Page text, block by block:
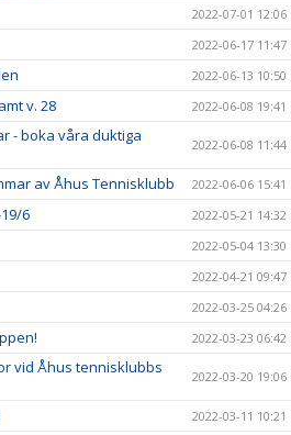
2022-07-01 12:06
2022-06-17 11:47
2022-06-13 10:50
v. 28 2022-06-08 19:41
- boka våra duktiga
2022-06-08 11:44
av Åhus Tennisklubb 2022-06-06 15:41
6 2022-05-21 14:32
2022-05-04 13:30
2022-04-21 09:47
2022-03-25 04:26
2022-03-23 06:42
vid Åhus tennisklubbs
2022-03-20 19:06
2022-03-11 10:21